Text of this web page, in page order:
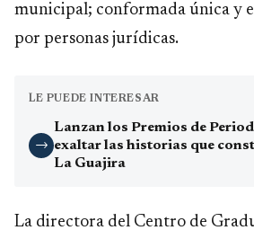
municipal; conformada única y
por personas jurídicas.
LE PUEDE INTERESAR
→
Lanzan los Premios de
exaltar las historias que
La Guajira
La directora del Centro de